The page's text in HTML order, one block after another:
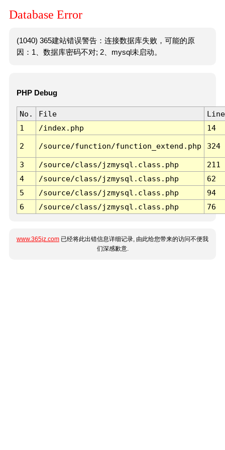
Database Error
(1040) 365建站错误警告：连接数据库失败，可能的原
因：1、数据库密码不对; 2、mysql未启动。
PHP Debug
No. File
Line
1
/index.php 14
2 /source/function/function_extend.php 324
3 /source/class/jzmysql.class.php
211
4
/source/class/jzmysql.class.php
62
5
/source/class/jzmysql.class.php
94
6
/source/class/jzmysql.class.php 76
www.365jz.com 已经将此出错信息详细记录, 由此给您带来的访问不便我
们深感歉意.